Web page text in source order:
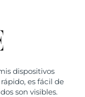
dispositivos
es fácil de
son visibles.